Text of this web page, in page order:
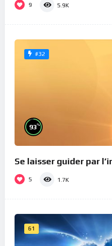
9 5.9K
#32
93%
Se laisser guider par
5 1.7K
61